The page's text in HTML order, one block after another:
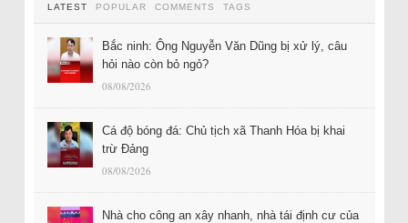
LATEST POPULAR COMMENTS TAGS
Bắc ninh: Ông Nguyễn Văn Dũng bị xử lý, câu
hỏi nào còn bỏ ngỏ?
08/08/2026
Cá độ bóng đá: Chủ tịch xã Thanh Hóa bị khai
trừ Đảng
08/08/2026
Nhà cho công an xây nhanh, nhà tái định cư của